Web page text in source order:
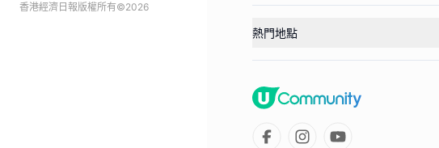
香港經濟日報版權所有©2026
熱門地點